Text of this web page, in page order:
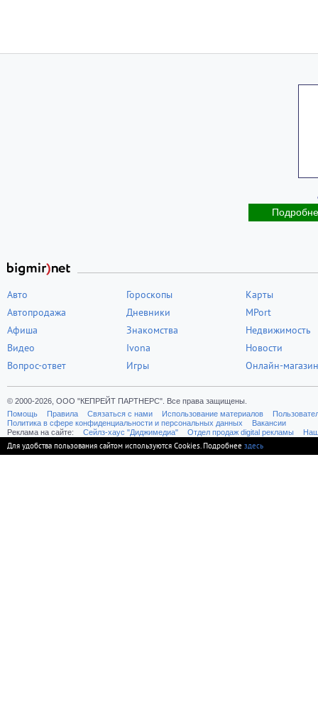
Авто
Автопродажа
Афиша
Видео
Вопрос-ответ
Гороскопы
Дневники
Знакомства
Ivona
Игры
Карты
MPort
Недвижимость
Новости
Онлайн-магазин
© 2000-2026, ООО "КЕПРЕЙТ ПАРТНЕРС". Все права защищены.
Помощь
Правила Связаться с нами Использование материалов
Политика в сфере конфиденциальности и персональных данных
Вакансии
Реклама на сайте:
Cейлз-хаус "Диджимедиа" Отдел продаж digital рекламы
Для удобства пользования сайтом используются Cookies. Подробнее здесь